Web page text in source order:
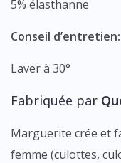
5% élasthanne
Conseil d’entretien:
Laver à 30°
Fabriquée par
Marguerite crée et
femme (culottes,